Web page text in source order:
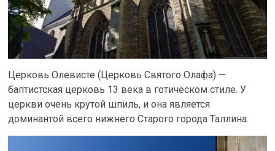
Церковь Олевисте (Церковь Святого Олафа) —
баптистская церковь 13 века в готическом стиле. У
церкви очень крутой шпиль, и она является
доминантой всего нижнего Старого города Таллина.